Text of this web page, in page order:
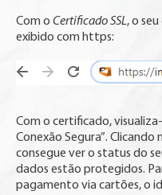
Com o Certificado SSL, o
exibido com https:
Com o certificado,
Conexão Segura”.
consegue ver o status do
dados estão protegidos.
pagamento via cartões, o